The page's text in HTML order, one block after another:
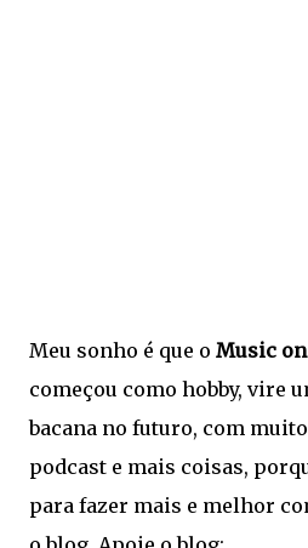
Meu sonho é que o Music
começou como hobby, vire
bacana no futuro, com
podcast e mais coisas,
para fazer mais e melhor